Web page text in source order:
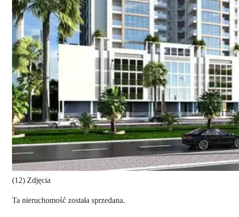
(12) Zdjęcia
Ta nieruchomość została sprzedana.